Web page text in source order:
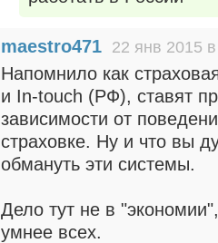
maestro471 22 янв 2015
Напомнило как
и In-touch (РФ), ставят
зависимости от
страховке. Ну и что вы
обмануть эти системы.
Дело тут не в
умнее всех.